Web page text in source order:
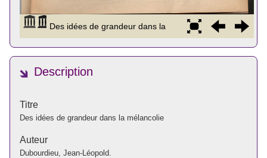
Description
Titre
Des idées de grandeur dans la mélancolie
Auteur
Dubourdieu, Jean-Léopold.